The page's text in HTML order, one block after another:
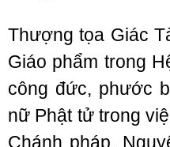
Thượng tọa Giác
Giáo phẩm trong
công đức, phước
nữ Phật tử trong
Chánh pháp.